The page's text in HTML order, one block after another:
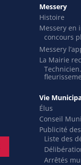
Messery
Histoire
Messery en
concours
Messery
La Mairie
Vie
Élus
Conseil
Publicité
Liste des
Arrêtés